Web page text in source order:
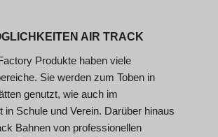
AIR TRACK
Produkte haben viele
Sie werden zum Toben in
genutzt, wie auch im
in Schule und Verein. Darüber hinaus
Bahnen von professionellen